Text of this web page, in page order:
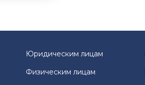
Юридическим лицам
Физическим лицам